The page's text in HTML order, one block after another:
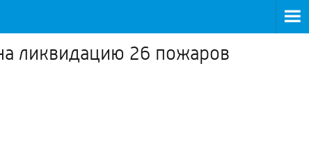
ликвидацию 26 пожаров